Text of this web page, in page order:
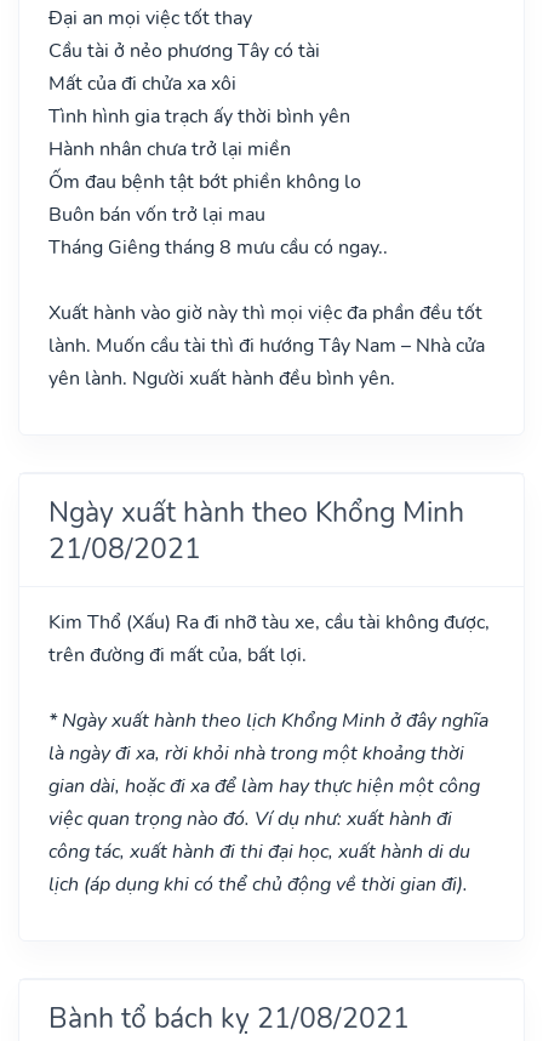
Đại an mọi việc tốt thay
Cầu tài ở nẻo phương Tây có tài
Mất của đi chửa xa xôi
Tình hình gia trạch ấy thời bình yên
Hành nhân chưa trở lại miền
Ốm đau bệnh tật bớt phiền không lo
Buôn bán vốn trở lại mau
Tháng Giêng tháng 8 mưu cầu có ngay..
Xuất hành vào giờ này thì mọi việc đa phần đều tốt
lành. Muốn cầu tài thì đi hướng Tây Nam – Nhà cửa
yên lành. Người xuất hành đều bình yên.
Ngày xuất hành theo Khổng Minh
21/08/2021
Kim Thổ (Xấu) Ra đi nhỡ tàu xe, cầu tài không được,
trên đường đi mất của, bất lợi.
* Ngày xuất hành theo lịch Khổng Minh ở đây nghĩa
là ngày đi xa, rời khỏi nhà trong một khoảng thời
gian dài, hoặc đi xa để làm hay thực hiện một công
việc quan trọng nào đó. Ví dụ như: xuất hành đi
công tác, xuất hành đi thi đại học, xuất hành di du
lịch (áp dụng khi có thể chủ động về thời gian đi).
Bành tổ bách kỵ 21/08/2021